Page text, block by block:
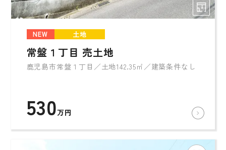
NEW 土地
常盤１丁目 売土地
鹿児島市常盤１丁目／土地142.35㎡／建築条件なし
530万円